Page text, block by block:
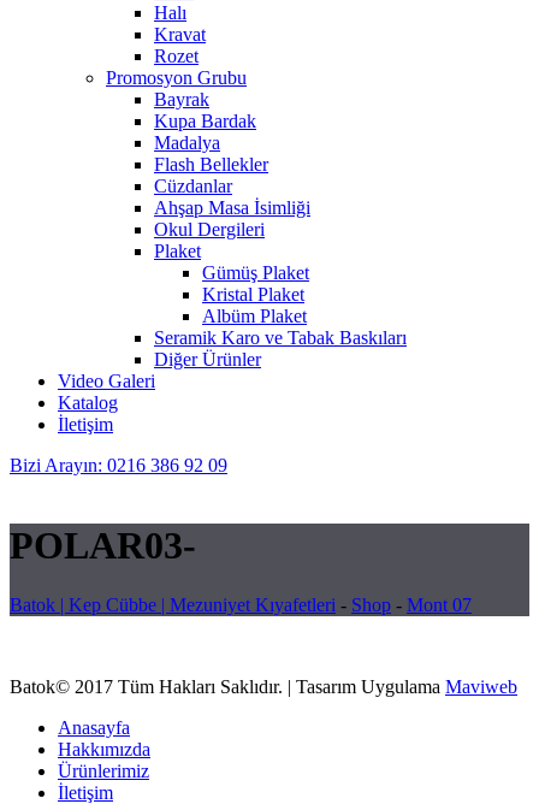
Halı
Kravat
Rozet
Promosyon Grubu
Bayrak
Kupa Bardak
Madalya
Flash Bellekler
Cüzdanlar
Ahşap Masa İsimliği
Okul Dergileri
Plaket
Gümüş Plaket
Kristal Plaket
Albüm Plaket
Seramik Karo ve Tabak Baskıları
Diğer Ürünler
Video Galeri
Katalog
İletişim
Bizi Arayın: 0216 386 92 09
POLAR03-
Batok | Kep Cübbe | Mezuniyet Kıyafetleri - Shop - Mont 07
Batok© 2017 Tüm Hakları Saklıdır. | Tasarım Uygulama Maviweb
Anasayfa
Hakkımızda
Ürünlerimiz
İletişim